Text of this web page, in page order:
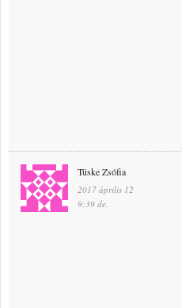
Tüske Zsófia
2017 április 12
9:39 de.